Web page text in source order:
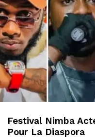
Festival Nimba
Pour La Diaspora